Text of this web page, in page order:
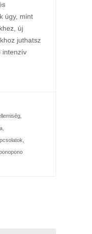
úgy, mint
új
juthatsz
intenzív
,
,